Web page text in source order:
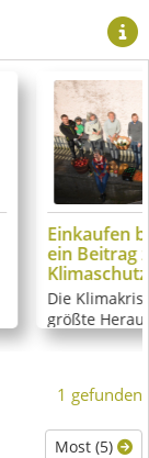
Einkaufen
ein Beitrag
Die
größte
unserer Zeit.
Die
1 gefunden
Most (5)